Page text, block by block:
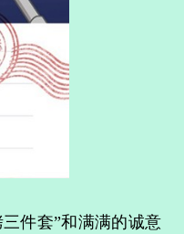
件套”和满满的诚意